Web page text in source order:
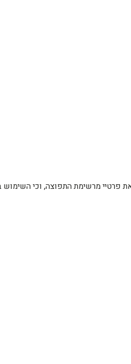
את פרטיי מרשימת התפוצה, וכי